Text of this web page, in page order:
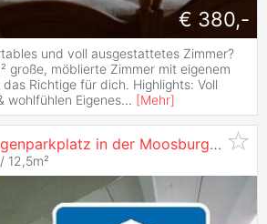
€ 380,-
und voll ausgestattetes Zimmer?
große, möblierte Zimmer mit eigenem
Richtige für dich. Highlights: Voll
wohlfühlen Eigenes... [Mehr]
Zentraler Tiefgaragenparkplatz in der Moosburgerstrasse 4 in
/ 12,5m²